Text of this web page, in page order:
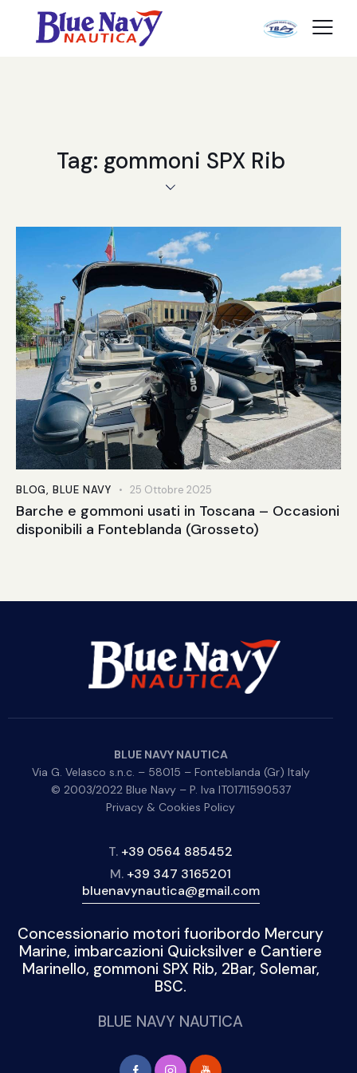
Tag: gommoni SPX Rib
BLOG, BLUE NAVY 25 Ottobre 2025
Barche e gommoni usati in Toscana – Occasioni
disponibili a Fonteblanda (Grosseto)
BLUE NAVY NAUTICA
Via G. Velasco s.n.c. – 58015 – Fonteblanda (Gr) Italy
© 2003/2022 Blue Navy – P. Iva IT01711590537
Privacy & Cookies Policy
T. +39 0564 885452
M. +39 347 3165201
bluenavynautica@gmail.com
Concessionario motori fuoribordo Mercury
Marine, imbarcazioni Quicksilver e Cantiere
Marinello, gommoni SPX Rib, 2Bar, Solemar,
BSC.
BLUE NAVY NAUTICA